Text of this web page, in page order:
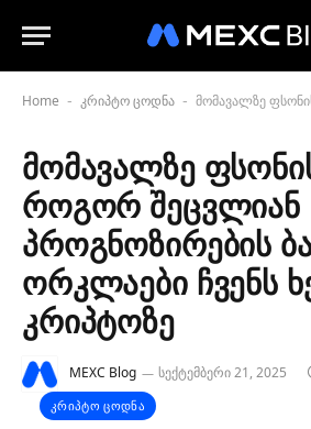
Home - კრიპტო ცოდნა - მომავალზე ფსონის დადება: როგორ შეცვლიან
მომავალზე
როგორ შეცვლიან
პროგნოზირების
ორკლაები ჩვენს
კრიპტოზე
MEXC Blog სექტემბერი 21, 2025
ᲙᲠᲘᲞᲢᲝ ᲪᲝᲓᲜᲐ